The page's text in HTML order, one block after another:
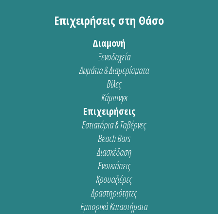
Επιχειρήσεις στη Θάσο
Διαμονή
Ξενοδοχεία
Δωμάτια & Διαμερίσματα
Βίλες
Κάμπινγκ
Επιχειρήσεις
Εστιατόρια & Ταβέρνες
Beach Bars
Διασκέδαση
Ενοικιάσεις
Κρουαζιέρες
Δραστηριότητες
Εμπορικά Καταστήματα